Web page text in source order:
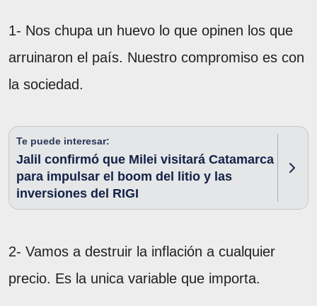
1- Nos chupa un huevo lo que opinen los que
arruinaron el país. Nuestro compromiso es con
la sociedad.
Te puede interesar:
Jalil confirmó que Milei visitará Catamarca
para impulsar el boom del litio y las
inversiones del RIGI
2- Vamos a destruir la inflación a cualquier
precio. Es la unica variable que importa.